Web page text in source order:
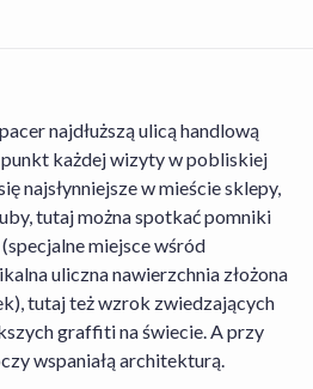
najdłuższą ulicą handlową
każdej wizyty w pobliskiej
najsłynniejsze w mieście sklepy,
tutaj można spotkać pomniki
miejsce wśród
uliczna nawierzchnia złożona
tutaj też wzrok zwiedzających
graffiti na świecie. A przy
wspaniałą architekturą.